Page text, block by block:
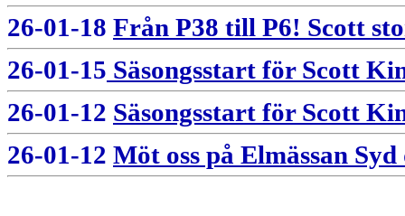
26-01-18 Från P38 till P6! Scott
26-01-15 Säsongsstart för Scott
26-01-12 Säsongsstart för Scott
26-01-12 Möt oss på Elmässan